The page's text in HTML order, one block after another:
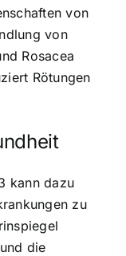
von
von
Rosacea
Rötungen
kann dazu
zu
die